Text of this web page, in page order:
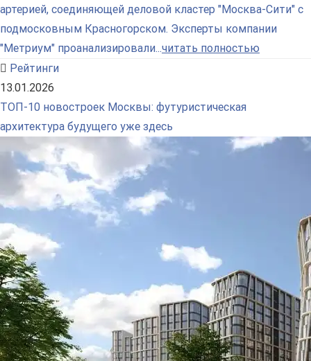
артерией, соединяющей деловой кластер "Москва-Сити" с
подмосковным Красногорском. Эксперты компании
"Метриум" проанализировали...читать полностью
Рейтинги
13.01.2026
ТОП-10 новостроек Москвы: футуристическая
архитектура будущего уже здесь